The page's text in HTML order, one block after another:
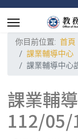
你目前位置: 首頁
課業輔導中心
課業輔導中心
課業輔
112/